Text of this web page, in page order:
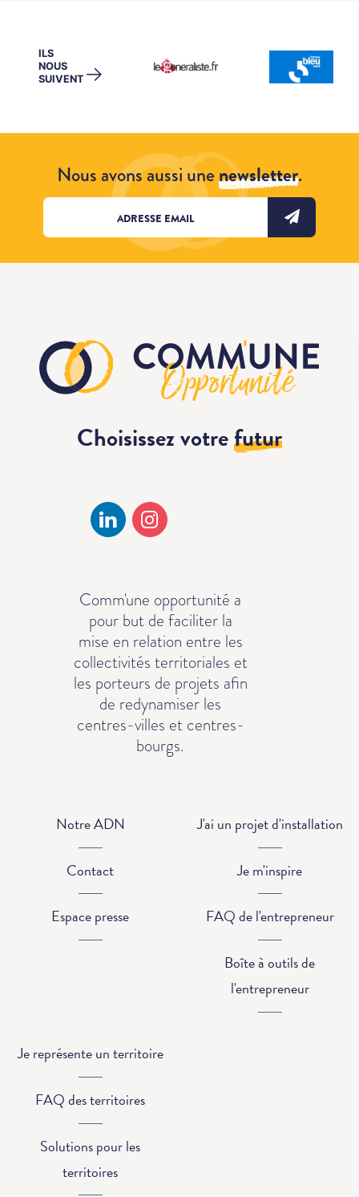
ILS
NOUS
SUIVENT →
Nous avons aussi unenewsletter.
Choisissez votrefutur
Comm'une opportunité a
pour but de faciliter la
mise en relation entre les
collectivités territoriales et
les porteurs de projets afin
de redynamiser les
centres-villes et centres-
bourgs.
Notre ADN
Contact
Espace presse
J'ai un projet d'installation
Je m'inspire
FAQ de l'entrepreneur
Boîte à outils de
l'entrepreneur
Je représente un territoire
FAQ des territoires
Solutions pour les
territoires